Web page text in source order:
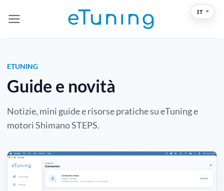
ETUNING
Guide e novità
Notizie, mini guide e risorse pratiche su eTuning e
motori Shimano STEPS.
IT